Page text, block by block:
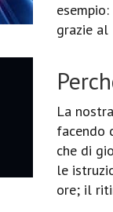
grazie al
La
facendo
che di
le
ore; il